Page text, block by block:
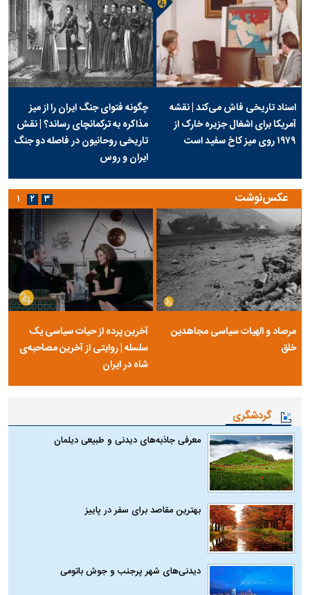
اسناد تاریخی فاش می‌کند | نقشه
آمریکا برای اشغال جزیره خارک از
۱۹۷۹ روی میز کاخ سفید است
چگونه فتوای جنگ ایران را از میز
مذاکره به ترکمانچای رساند؟ | نقش
تاریخی روحانیون در فاصله دو جنگ
ایران و روس
عکس‌نوشت
مرصاد و الهیات سیاسی مجاهدین
خلق
آخرین پرده از حیات سیاسی یک
سلسله | روایتی از آخرین مصاحبه‌ی
شاه در ایران
۱ ۲ ۳
گردشگری
معرفی جاذبه‌های دیدنی و طبیعی دیلمان
بهترین مقاصد برای سفر در پاییز
دیدنی‌های شهر پرجنب و جوش باتومی